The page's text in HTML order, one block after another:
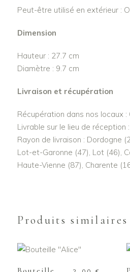
Peut-être utilisé en extérieur :
Dimension
Hauteur : 27.7 cm
Diamètre : 9.7 cm
Livraison et récupération
Récupération dans nos locaux :
Livrable sur le lieu de réception
Rayon de livraison : Dordogne
Lot-et-Garonne (47), Lot (46),
Haute-Vienne (87), Charente
Produits similaires
PANIER